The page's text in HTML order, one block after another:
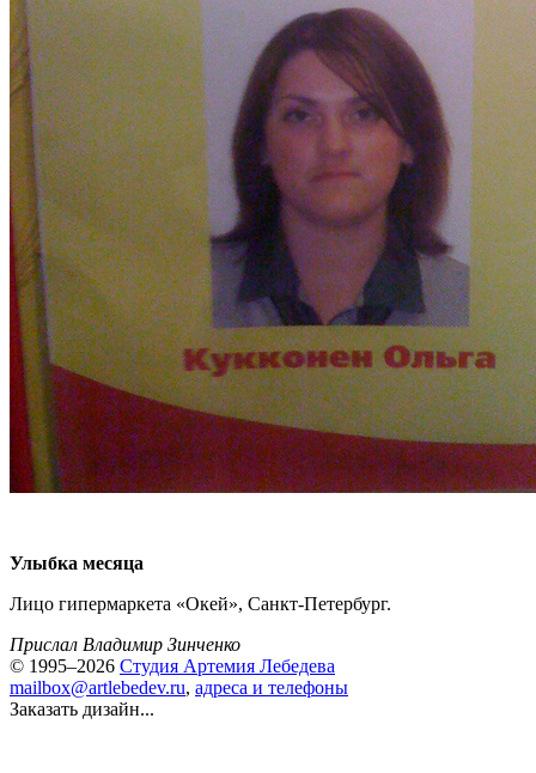
Улыбка месяца
Лицо гипермаркета «Окей», Санкт-Петербург.
Прислал Владимир Зинченко
© 1995–2026 Студия Артемия Лебедева
mailbox@artlebedev.ru, адреса и телефоны
Заказать дизайн...